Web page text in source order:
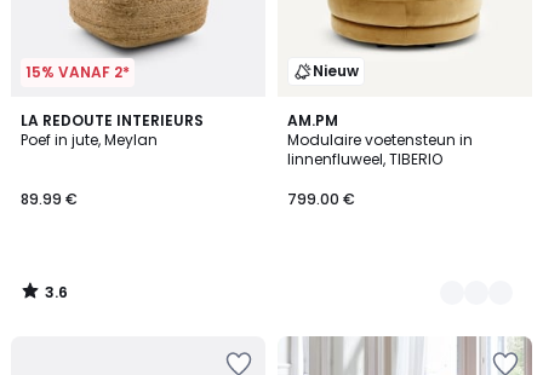
15% VANAF 2*
LA REDOUTE INTERIEURS
Poef in jute, Meylan
89.99 €
3.6
/ 5
3.6
/
Nieuw
AM.PM
Modulaire voetensteun in
linnenfluweel, TIBERIO
799.00 €
5
Kleuren